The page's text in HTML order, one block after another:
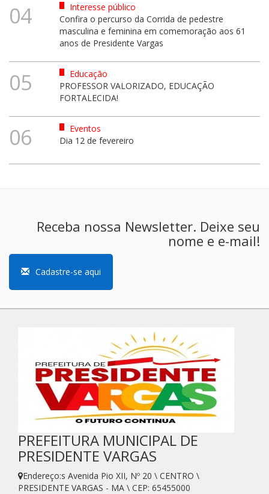
04
Interesse público
Confira o percurso da Corrida de pedestre
masculina e feminina em comemoração aos 61
anos de Presidente Vargas
05
Educação
PROFESSOR VALORIZADO, EDUCAÇÃO
FORTALECIDA!
06
Eventos
Dia 12 de fevereiro
Receba nossa Newsletter. Deixe seu
nome e e-mail!
Cadastre-se aqui
PREFEITURA MUNICIPAL DE
PRESIDENTE VARGAS
Endereço:s Avenida Pio XII, Nº 20 \ CENTRO \
PRESIDENTE VARGAS - MA \ CEP: 65455000